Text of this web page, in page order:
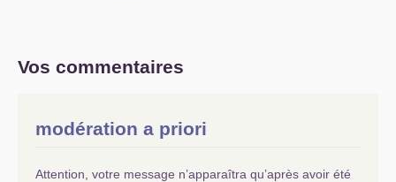
Vos commentaires
modération a priori
Attention, votre message n’apparaîtra qu’après avoir été